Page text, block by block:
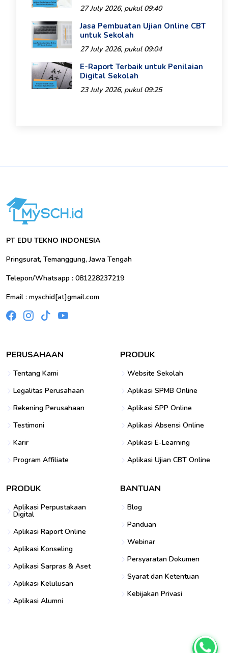
27 July 2026, pukul 09:40
Jasa Pembuatan Ujian Online CBT
untuk Sekolah
27 July 2026, pukul 09:04
E-Raport Terbaik untuk Penilaian
Digital Sekolah
23 July 2026, pukul 09:25
PT EDU TEKNO INDONESIA
Pringsurat, Temanggung, Jawa Tengah
Telepon/Whatsapp : 081228237219
Email : myschid[at]gmail.com
PERUSAHAAN
Tentang Kami
Legalitas Perusahaan
Rekening Perusahaan
Testimoni
Karir
Program Affiliate
PRODUK
Website Sekolah
Aplikasi SPMB Online
Aplikasi SPP Online
Aplikasi Absensi Online
Aplikasi E-Learning
Aplikasi Ujian CBT Online
PRODUK
Aplikasi Perpustakaan
Digital
Aplikasi Raport Online
Aplikasi Konseling
Aplikasi Sarpras & Aset
Aplikasi Kelulusan
Aplikasi Alumni
BANTUAN
Blog
Panduan
Webinar
Persyaratan Dokumen
Syarat dan Ketentuan
Kebijakan Privasi